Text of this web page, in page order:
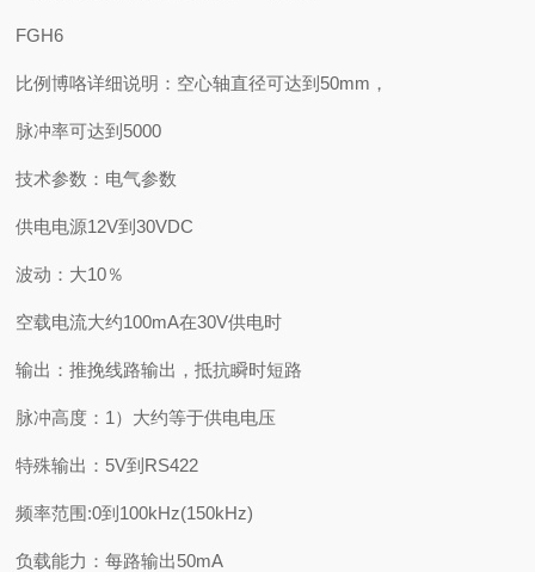
FGH6
比例博咯详细说明：空心轴直径可达到50mm，
脉冲率可达到5000
技术参数：电气参数
供电电源12V到30VDC
波动：大10％
空载电流大约100mA在30V供电时
输出：推挽线路输出，抵抗瞬时短路
脉冲高度：1）大约等于供电电压
特殊输出：5V到RS422
频率范围:0到100kHz(150kHz)
负载能力：每路输出50mA